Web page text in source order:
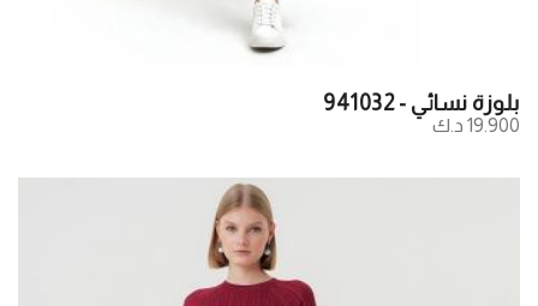
بلوزة نسائي - 941032
19.900 د.ك